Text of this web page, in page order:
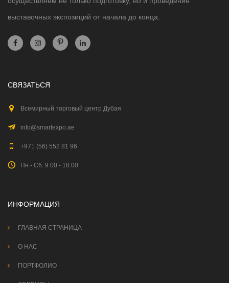
выставочных экспозиций от начала до конца.
СВЯЗАТЬСЯ
Всемирный торговый центр Дубая
info@smartexpo.ae
+971 (56) 552 81 96
Пн - Сб: 9:00 - 18:00
ИНФОРМАЦИЯ
ГЛАВНАЯ СТРАНИЦА
О НАС
ПОРТФОЛИО